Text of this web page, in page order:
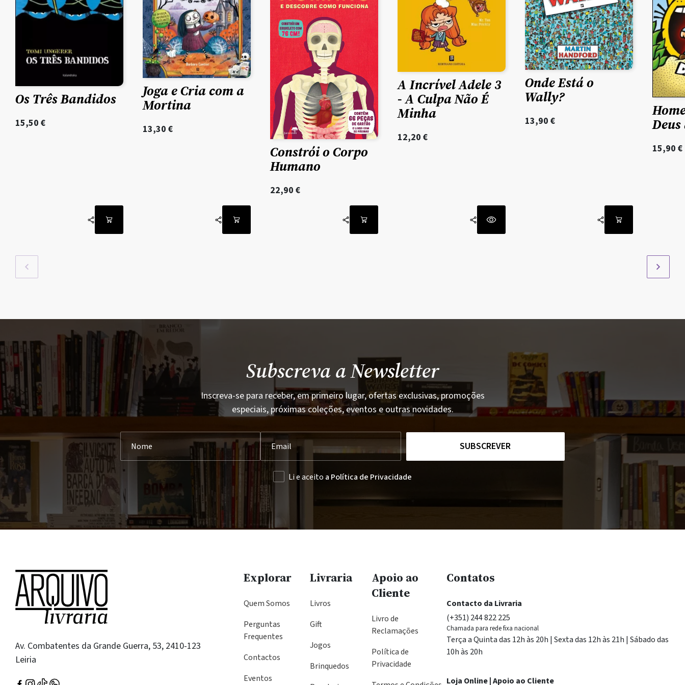
Os Três Bandidos
15,50 €
Joga e Cria com a
Mortina
13,30 €
Constrói o Corpo
Humano
22,90 €
A Incrível Adele 3
- A Culpa Não É
Minha
12,20 €
Onde Está o
Wally?
13,90 €
15,90 €
Subscreva a Newsletter
Inscreva-se para receber, em primeiro lugar, ofertas exclusivas, promoções
especiais, próximas coleções, eventos e outras novidades.
SUBSCREVER
Li e aceito a Política de Privacidade
Av. Combatentes da Grande Guerra, 53, 2410-123
Leiria
Explorar
Quem Somos
Perguntas
Frequentes
Contactos
Eventos
Livraria
Livros
Gift
Jogos
Brinquedos
Apoio ao
Cliente
Livro de
Reclamações
Política de
Privacidade
Contatos
Contacto da Livraria
(+351) 244 822 225
Chamada para rede fixa nacional
Terça a Quinta das 12h às 20h | Sexta das 12h às 21h | Sábado das
10h às 20h
Loja Online | Apoio ao Cliente